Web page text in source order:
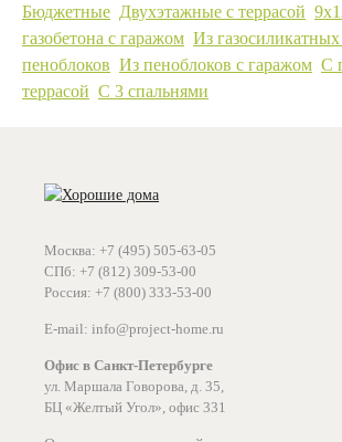
Бюджетные Двухэтажные с террасой
газобетона с гаражом Из газосиликатных
пеноблоков Из пеноблоков с гаражом С
террасой С 3 спальнями
Москва: +7 (495) 505-63-05
СПб: +7 (812) 309-53-00
Россия: +7 (800) 333-53-00
E-mail: info@project-home.ru
Офис в Санкт-Петербурге
ул. Маршала Говорова, д. 35,
БЦ «Желтый Угол», офис 331